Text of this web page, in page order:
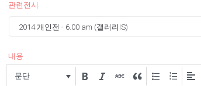
관련전시
내용
문단